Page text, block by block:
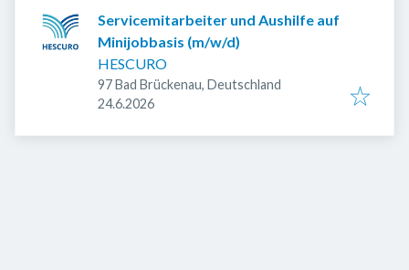
Servicemitarbeiter und Aushilfe auf
Minijobbasis (m/w/d)
HESCURO
97 Bad Brückenau, Deutschland
Veröffentlicht
24.6.2026